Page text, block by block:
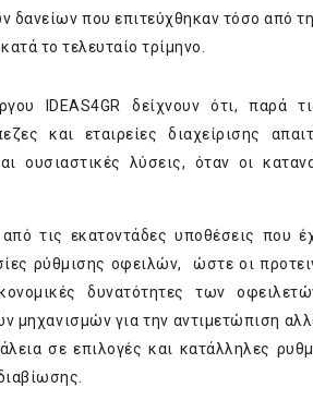
που επιτεύχθηκαν τόσο από
το τελευταίο τρίμηνο.
IDEAS4GR δείχνουν ότι, παρά
και εταιρείες διαχείρισης
ουσιαστικές λύσεις, όταν οι
τις εκατοντάδες υποθέσεις που
ρύθμισης οφειλών, ώστε οι
δυνατότητες των
μηχανισμών για την αντιμετώπιση
σε επιλογές και κατάλληλες